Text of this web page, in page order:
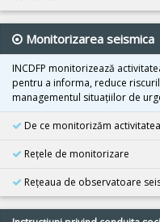
Cutremur M6.0, Afganistan
24 August 2025
Cutremur M4.2, Zona seismica
24 August 2025
Cutremur M4.2, judetul Gorj
10 August 2025
Cutremur M8.8, Kamceatka
20 Iulie 2025
Monitorizarea seismica
INCDFP monitorizează
pentru a informa, reduce
managementul situaţiilor de
De ce monitorizăm
Reţele de monitorizare
Reţeaua de observatoare